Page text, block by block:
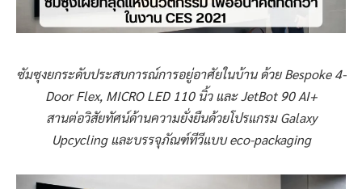
ซัมซุงยกระดับประสบการณ์การอยู่อาศัยในบ้าน ด้วย Bespoke 4-
Door Flex, MICRO LED 110 นิ้ว และ JetBot 90 AI+
สานต่อวิสัยทัศน์ด้านความยั่งยืนด้วยโปรแกรม Galaxy
Upcycling และบรรจุภัณฑ์ทีวีแบบ eco-packaging